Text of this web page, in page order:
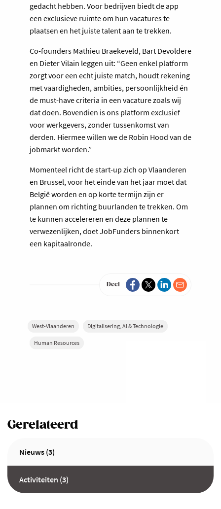
gedacht hebben. Voor bedrijven biedt de app
een exclusieve ruimte om hun vacatures te
plaatsen en het juiste talent aan te trekken.
Co-founders Mathieu Braekeveld, Bart Devoldere
en Dieter Vilain leggen uit: “Geen enkel platform
zorgt voor een echt juiste match, houdt rekening
met vaardigheden, ambities, persoonlijkheid én
de must-have criteria in een vacature zoals wij
dat doen. Bovendien is ons platform exclusief
voor werkgevers, zonder tussenkomst van
derden. Hiermee willen we de Robin Hood van de
jobmarkt worden.”
Momenteel richt de start-up zich op Vlaanderen
en Brussel, voor het einde van het jaar moet dat
België worden en op korte termijn zijn er
plannen om richting buurlanden te trekken. Om
te kunnen accelereren en deze plannen te
verwezenlijken, doet JobFunders binnenkort
een kapitaalronde.
Deel
West-Vlaanderen Digitalisering, AI & Technologie
Human Resources
Gerelateerd
Nieuws (3)
Activiteiten (3)